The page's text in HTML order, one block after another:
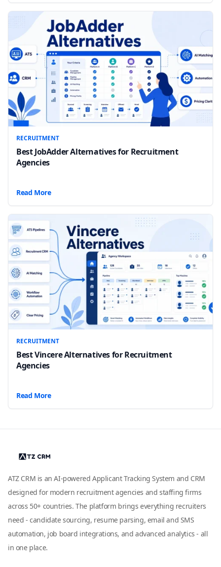
RECRUITMENT
Best JobAdder Alternatives for Recruitment
Agencies
Read More
RECRUITMENT
Best Vincere Alternatives for Recruitment
Agencies
Read More
ATZ CRM is an AI-powered Applicant Tracking System and CRM
designed for modern recruitment agencies and staffing firms
across 50+ countries. The platform brings everything recruiters
need - candidate sourcing, resume parsing, email and SMS
automation, job board integrations, and advanced analytics - all
in one place.